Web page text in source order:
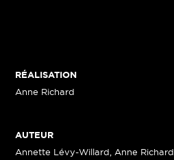
RÉALISATION
Anne Richard
AUTEUR
Annette Lévy-Willard, Anne Richard